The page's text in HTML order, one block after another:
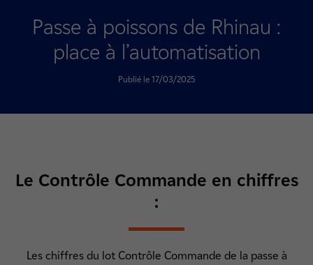
Passe à poissons de Rhinau :
place à l’automatisation
Publié le 17/03/2025
Le Contrôle Commande en chiffres
:
Les chiffres du lot Contrôle Commande de la passe à